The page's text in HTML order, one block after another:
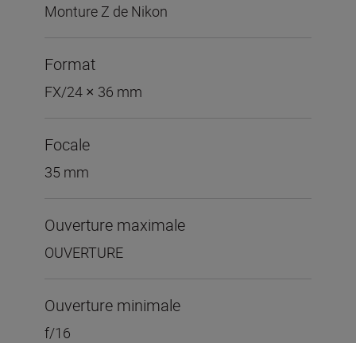
Monture Z de Nikon
Format
FX/24 × 36 mm
Focale
35 mm
Ouverture maximale
OUVERTURE
Ouverture minimale
f/16